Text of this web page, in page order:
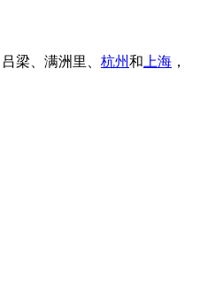
梁、满洲里、 杭州和 上海 ，